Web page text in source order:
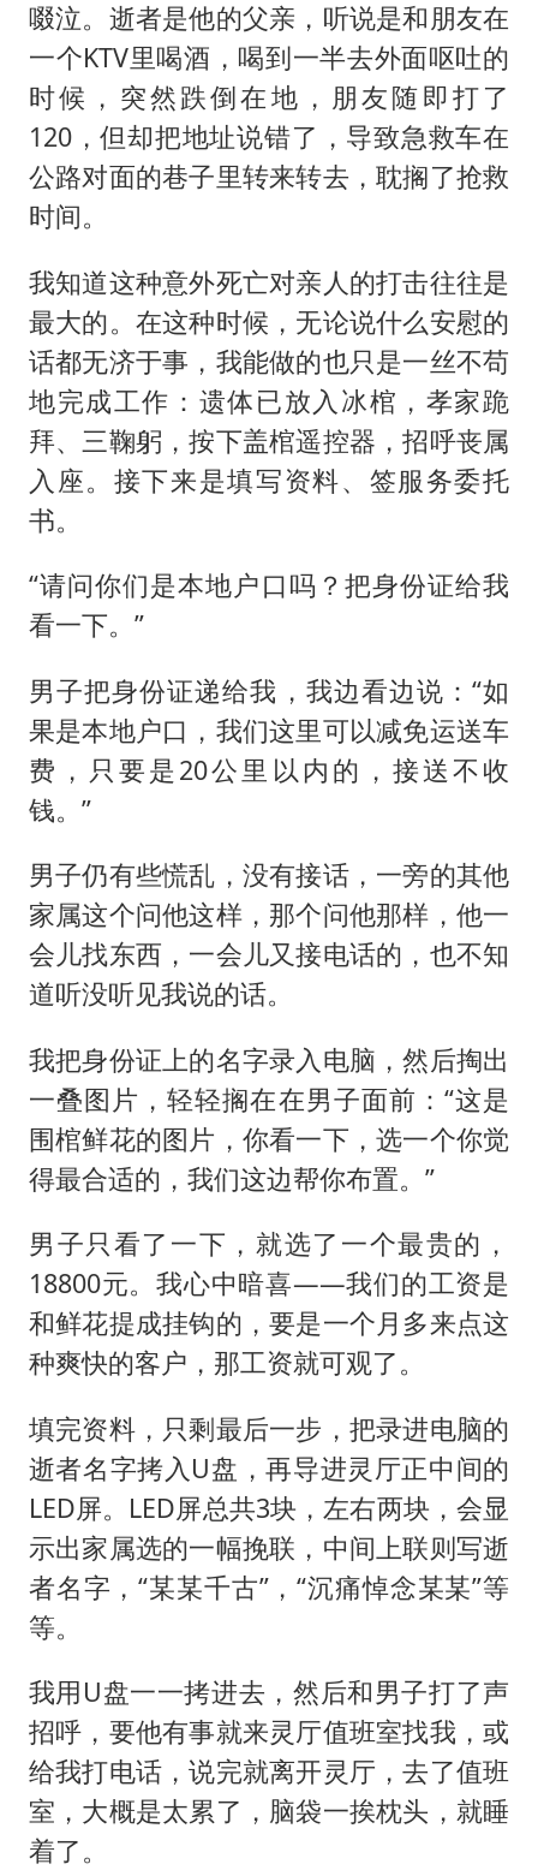
啜泣。逝者是他的父亲，听说是和朋友在
一个KTV里喝酒，喝到一半去外面呕吐的
时候，突然跌倒在地，朋友随即打了
120，但却把地址说错了，导致急救车在
公路对面的巷子里转来转去，耽搁了抢救
时间。
我知道这种意外死亡对亲人的打击往往是
最大的。在这种时候，无论说什么安慰的
话都无济于事，我能做的也只是一丝不苟
地完成工作：遗体已放入冰棺，孝家跪
拜、三鞠躬，按下盖棺遥控器，招呼丧属
入座。接下来是填写资料、签服务委托
书。
“请问你们是本地户口吗？把身份证给我
看一下。”
男子把身份证递给我，我边看边说：“如
果是本地户口，我们这里可以减免运送车
费，只要是20公里以内的，接送不收
钱。”
男子仍有些慌乱，没有接话，一旁的其他
家属这个问他这样，那个问他那样，他一
会儿找东西，一会儿又接电话的，也不知
道听没听见我说的话。
我把身份证上的名字录入电脑，然后掏出
一叠图片，轻轻搁在在男子面前：“这是
围棺鲜花的图片，你看一下，选一个你觉
得最合适的，我们这边帮你布置。”
男子只看了一下，就选了一个最贵的，
18800元。我心中暗喜——我们的工资是
和鲜花提成挂钩的，要是一个月多来点这
种爽快的客户，那工资就可观了。
填完资料，只剩最后一步，把录进电脑的
逝者名字拷入U盘，再导进灵厅正中间的
LED屏。LED屏总共3块，左右两块，会显
示出家属选的一幅挽联，中间上联则写逝
者名字，“某某千古”，“沉痛悼念某某”等
等。
我用U盘一一拷进去，然后和男子打了声
招呼，要他有事就来灵厅值班室找我，或
给我打电话，说完就离开灵厅，去了值班
室，大概是太累了，脑袋一挨枕头，就睡
着了。